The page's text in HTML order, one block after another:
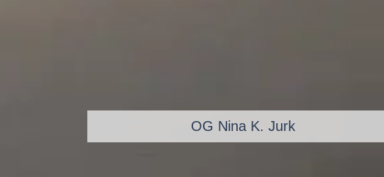
OG Nina K. Jurk
Museum für zeitgenössische Kunst - Diether
Kunerth